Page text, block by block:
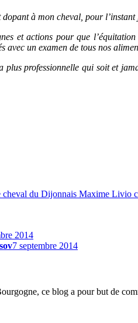
à mon cheval, pour
et actions pour que
un examen de tous nos
professionnelle qui soit et
cheval du Dijonnais Maxime Livio
2014
7 septembre 2014
ce blog a pour but de